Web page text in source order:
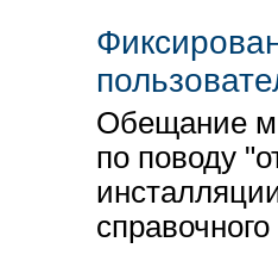
Обещание
по поводу